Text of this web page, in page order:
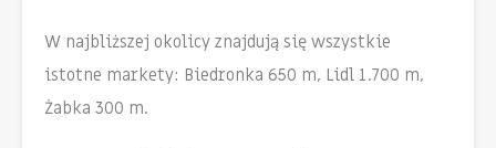
W najbliższej okolicy znajdują się wszystkie
istotne markety: Biedronka 650 m, Lidl 1.700 m,
Żabka 300 m.